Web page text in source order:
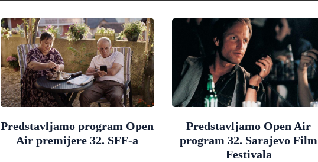
Predstavljamo program Open
Air premijere 32. SFF-a
Predstavljamo Open Air
program 32. Sarajevo Film
Festivala